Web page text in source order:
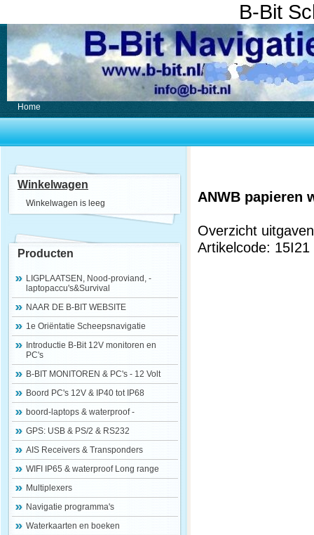
B-Bit
Home
Winkelwagen
Winkelwagen is leeg
Producten
LIGPLAATSEN, Nood-proviand, -
laptopaccu's&Survival
NAAR DE B-BIT WEBSITE
1e Oriëntatie Scheepsnavigatie
Introductie B-Bit 12V monitoren en
PC's
B-BIT MONITOREN & PC's - 12 Volt
Boord PC's 12V & IP40 tot IP68
boord-laptops & waterproof -
GPS: USB & PS/2 & RS232
AIS Receivers & Transponders
WIFI IP65 & waterproof Long range
Multiplexers
Navigatie programma's
Waterkaarten en boeken
ANWB papieren
Overzicht
Artikelcode: 15I21